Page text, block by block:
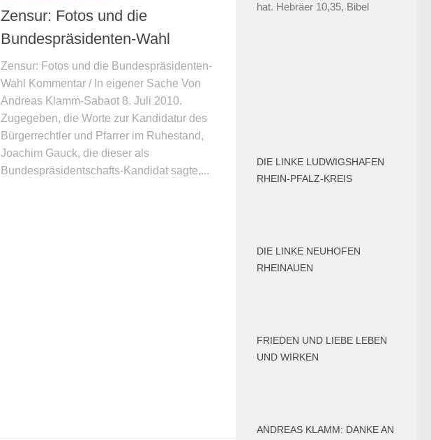
Zensur: Fotos und die
Bundespräsidenten-Wahl
Zensur: Fotos und die Bundespräsidenten-
Wahl Kommentar / In eigener Sache Von
Andreas Klamm-Sabaot 8. Juli 2010.
Zugegeben, die Worte zur Kandidatur des
Bürgerrechtler und Pfarrer im Ruhestand,
Joachim Gauck, die dieser als
Bundespräsidentschafts-Kandidat sagte,...
hat. Hebräer 10,35, Bibel
DIE LINKE LUDWIGSHAFEN
RHEIN-PFALZ-KREIS
DIE LINKE NEUHOFEN
RHEINAUEN
FRIEDEN UND LIEBE LEBEN
UND WIRKEN
ANDREAS KLAMM: DANKE AN